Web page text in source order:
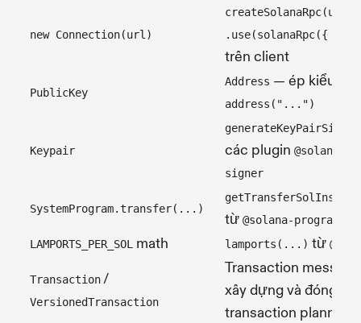
new Connection(url)
createSolanaRpc(url)
.use(solanaRpc({
trên client
PublicKey
Address — ép kiểu
address("...")
Keypair các plugin @solana/
signer
SystemProgram.transfer(...)
từ @solana-program/
LAMPORTS_PER_SOL
math lamports(...) từ
Transaction/
VersionedTransaction
Transaction
xây dựng và đóng
transaction planner